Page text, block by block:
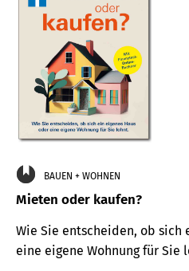
BAUEN + WOHNEN
Mieten oder kaufen?
Wie Sie entscheiden, ob sich
eine eigene Wohnung für Sie